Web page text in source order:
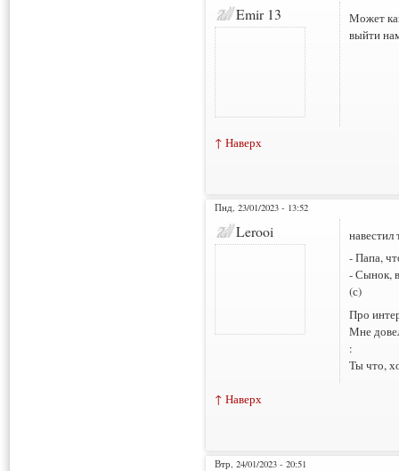
Emir 13
Может
выйти
↑ Наверх
Пнд, 23/01/2023 - 13:52
Lerooi
- Папа,
- Сынок,
(с)
Про
Мне
:
Ты что,
↑ Наверх
Втр, 24/01/2023 - 20:51